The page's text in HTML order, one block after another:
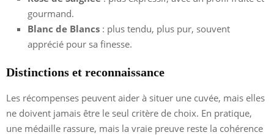
gourmand.
Blanc de Blancs : plus tendu, plus pur, souvent
apprécié pour sa finesse.
Distinctions et reconnaissance
Les récompenses peuvent aider à situer une cuvée, mais elles
ne doivent jamais être le seul critère de choix. En pratique,
une médaille rassure, mais la vraie preuve reste la cohérence